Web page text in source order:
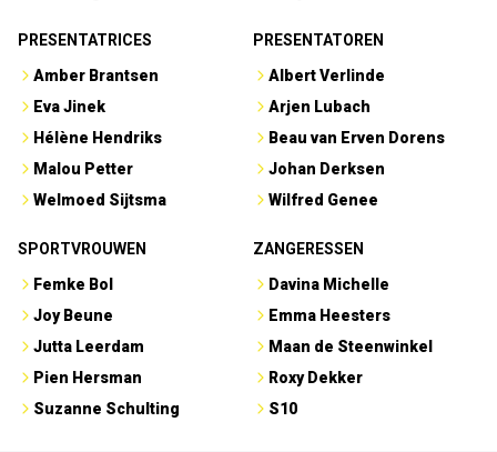
PRESENTATRICES
Amber Brantsen
Eva Jinek
Hélène Hendriks
Malou Petter
Welmoed Sijtsma
PRESENTATOREN
Albert Verlinde
Arjen Lubach
Beau van Erven Dorens
Johan Derksen
Wilfred Genee
SPORTVROUWEN
Femke Bol
Joy Beune
Jutta Leerdam
Pien Hersman
Suzanne Schulting
ZANGERESSEN
Davina Michelle
Emma Heesters
Maan de Steenwinkel
Roxy Dekker
S10